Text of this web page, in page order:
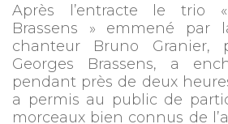
Après l’entracte le trio
Brassens » emmené par
chanteur Bruno Granier,
Georges Brassens, a
pendant près de deux
a permis au public de
morceaux bien connus de